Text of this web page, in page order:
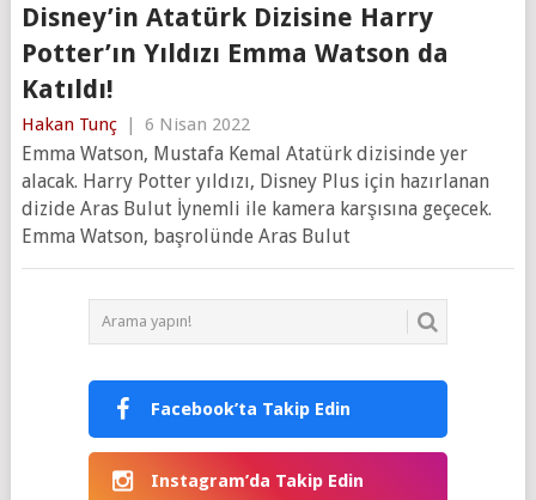
Disney’in Atatürk Dizisine Harry
Potter’ın Yıldızı Emma Watson da
Katıldı!
Hakan Tunç | 6 Nisan 2022
Emma Watson, Mustafa Kemal Atatürk dizisinde yer
alacak. Harry Potter yıldızı, Disney Plus için hazırlanan
dizide Aras Bulut İynemli ile kamera karşısına geçecek.
Emma Watson, başrolünde Aras Bulut
Facebook’ta Takip Edin
Instagram’da Takip Edin